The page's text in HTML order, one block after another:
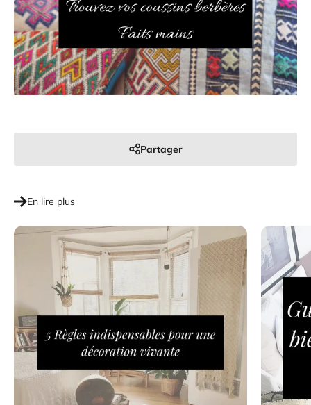
Partager
En lire plus